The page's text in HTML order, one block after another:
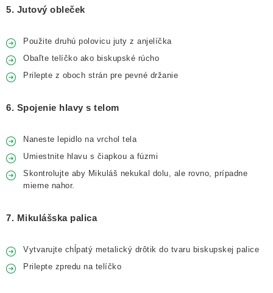
5. Jutový obleček
Použite druhú polovicu juty z anjelíčka
Obaľte telíčko ako biskupské rúcho
Prilepte z oboch strán pre pevné držanie
6. Spojenie hlavy s telom
Naneste lepidlo na vrchol tela
Umiestnite hlavu s čiapkou a fúzmi
Skontrolujte aby Mikuláš nekukal dolu, ale rovno, prípadne
mierne nahor.
7. Mikulášska palica
Vytvarujte chĺpatý metalický drôtik do tvaru biskupskej palice
Prilepte zpredu na telíčko